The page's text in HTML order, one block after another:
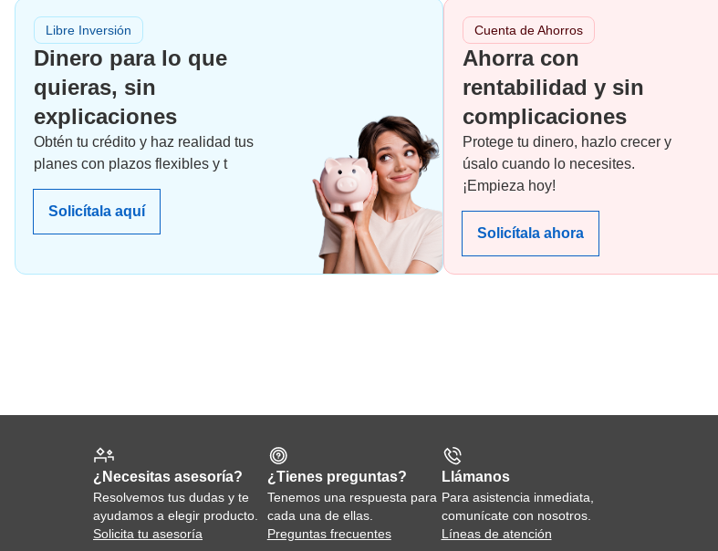
Libre Inversión
Dinero para lo que
quieras, sin
explicaciones
Obtén tu crédito y haz realidad tus
planes con plazos flexibles y t
Solicítala aquí
Cuenta de Ahorros
Ahorra con
rentabilidad y sin
complicaciones
Protege tu dinero, hazlo crecer y
úsalo cuando lo necesites.
¡Empieza hoy!
Solicítala ahora
¿Necesitas asesoría?
Resolvemos tus dudas y te
ayudamos a elegir producto.
Solicita tu asesoría
¿Tienes preguntas?
Tenemos una respuesta para
cada una de ellas.
Preguntas frecuentes
Llámanos
Para asistencia inmediata,
comunícate con nosotros.
Líneas de atención